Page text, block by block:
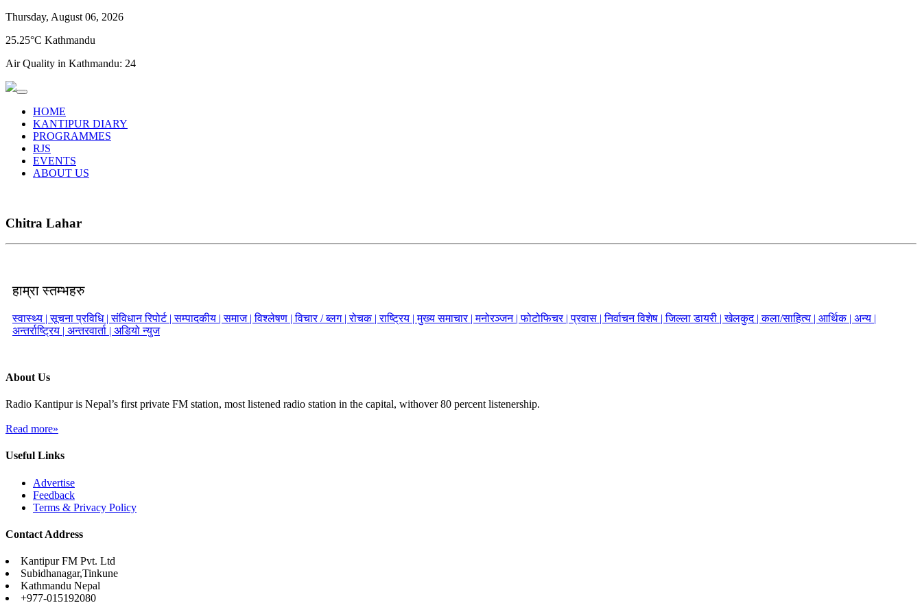
Thursday, August 06, 2026
25.25°C Kathmandu
Air Quality in Kathmandu: 24
HOME
KANTIPUR DIARY
PROGRAMMES
RJS
EVENTS
ABOUT US
Chitra Lahar
हाम्रा स्तम्भहरु
स्वास्थ्य |सूचना प्रविधि |संविधान रिपोर्ट |सम्पादकीय |समाज |विश्लेषण |विचार / ब्लग |रोचक |राष्ट्रिय |मुख्य समाचार |मनोरञ्जन |फोटोफिचर |प्रवास |निर्वाचन विशेष |जिल्ला डायरी |खेलकुद |कला/साहित्य | आर्थिक | अन्य |
अन्तर्राष्ट्रिय | अन्तरवार्ता | अडियो न्युज
About Us
Radio Kantipur is Nepal’s first private FM station, most listened radio station in the capital, withover 80 percent listenership.
Read more»
Useful Links
Advertise
Feedback
Terms & Privacy Policy
Contact Address
Kantipur FM Pvt. Ltd
Subidhanagar,Tinkune
Kathmandu Nepal
+977-015192080